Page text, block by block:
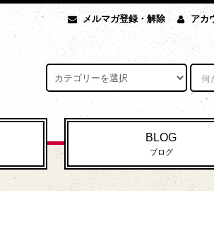
メルマガ登録・解除 アカ
BLOG
ブログ